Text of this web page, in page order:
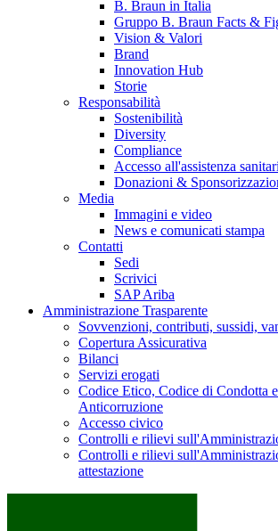
B. Braun in Italia
Gruppo B. Braun Facts &
Vision & Valori
Brand
Innovation Hub
Storie
Responsabilità
Sostenibilità
Diversity
Compliance
Accesso all'assistenza
Donazioni &
Media
Immagini e video
News e comunicati stampa
Contatti
Sedi
Scrivici
SAP Ariba
Amministrazione Trasparente
Sovvenzioni, contributi, sussidi,
Copertura Assicurativa
Bilanci
Servizi erogati
Codice Etico, Codice di Condotta
Anticorruzione
Accesso civico
Controlli e rilievi
Controlli e rilievi
attestazione